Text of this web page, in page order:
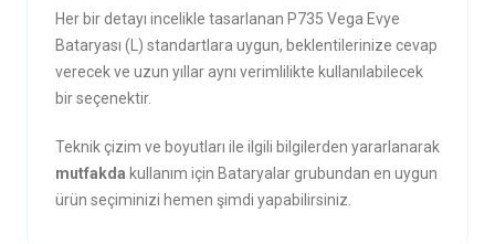
Her bir detayı incelikle tasarlanan P735 Vega Evye
Bataryası (L) standartlara uygun, beklentilerinize cevap
verecek ve uzun yıllar aynı verimlilikte kullanılabilecek
bir seçenektir.
Teknik çizim ve boyutları ile ilgili bilgilerden yararlanarak
mutfakda kullanım için Bataryalar grubundan en uygun
ürün seçiminizi hemen şimdi yapabilirsiniz.